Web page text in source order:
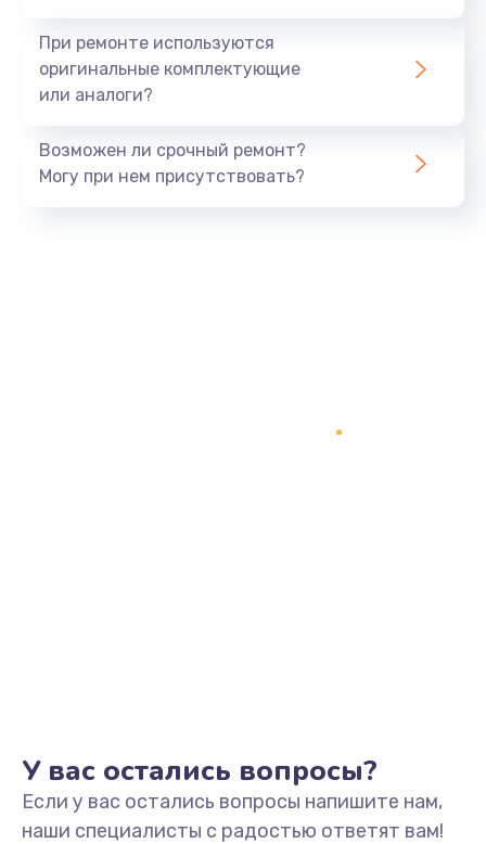
990 руб.
Замена USB порта
1060 руб.
Замена термопасты
995 руб.
При ремонте используются
оригинальные комплектующие
или аналоги?
Возможен ли срочный ремонт?
Могу при нем присутствовать?
У вас остались вопросы?
Если у вас остались вопросы напишите нам,
наши специалисты с радостью ответят вам!